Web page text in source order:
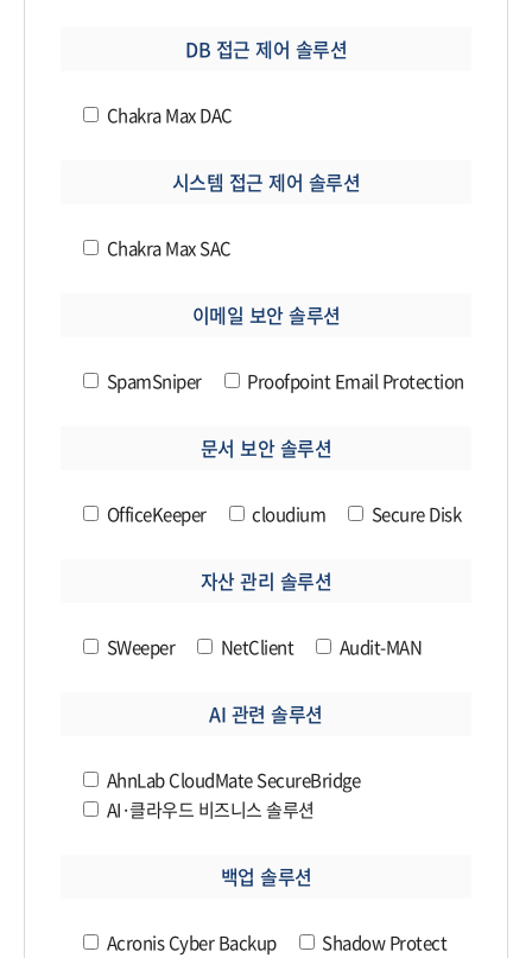
DB 접근 제어 솔루션
Chakra Max DAC
시스템 접근 제어 솔루션
Chakra Max SAC
이메일 보안 솔루션
SpamSniper Proofpoint Email Protection
문서 보안 솔루션
OfficeKeeper cloudium Secure Disk
자산 관리 솔루션
SWeeper NetClient Audit-MAN
AI 관련 솔루션
AhnLab CloudMate SecureBridge
AI·클라우드 비즈니스 솔루션
백업 솔루션
Acronis Cyber Backup
Shadow Protect